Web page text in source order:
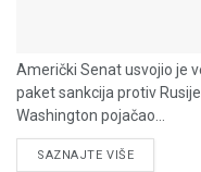
Američki Senat usvojio je
paket sankcija protiv
Washington pojačao...
SAZNAJTE VIŠEDETAILS